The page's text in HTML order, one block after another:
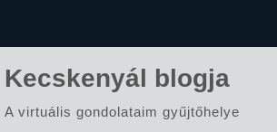
Kecskenyál blogja
A virtuális gondolataim gyűjtőhelye